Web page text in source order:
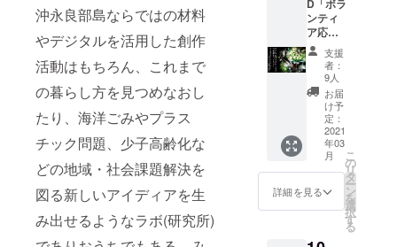
沖永良部島ならではの材料
やデジタルを活用した創作
活動はもちろん、これまで
の暮らし方を見つめなおし
たり、海洋ごみやプラス
チック問題、少子高齢化な
どの地域・社会課題解決を
図る新しいアイディアを生
み出せるようなラボ(研究所)
限：
2021年
3月末ま
で お礼
のメッ
セージ
を添え
て、
メール
にてオ
ンライ
ンチ
をお届
けいた
す。 ▶︎
有効期
限：ア
トリエ
がある
限り有
効 ▶お
礼の
メッ
セージ
を添え
て、
メール
にてオ
染めハ
ンカ
チ、い
ずれか1
点。 ▶
アクセ
サリー
は、ピ
アス、
ノン
ホール
ピア
ス、
ネック
D「ボラ
ンティ
ア応援
プラ
ン！マ
イクロ
プラス
チック
de万華
鏡」 ▶
奄美群
島国立
公園で
いっ
しょに
ビーチ
支援
者：
9人
お届
け予
定：
2021
年03
月
詳細を見る
こ
の
リ
タ
ー
ン
を
選
択
す
る